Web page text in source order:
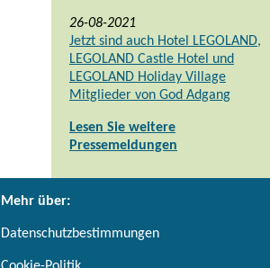
26-08-2021
Jetzt sind auch Hotel LEGOLAND,
LEGOLAND Castle Hotel und
LEGOLAND Holiday Village
Mitglieder von God Adgang
Lesen Sie weitere
Pressemeldungen
Mehr über:
Datenschutzbestimmungen